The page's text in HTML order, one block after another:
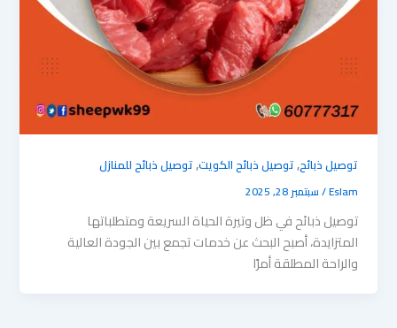
توصيل ذبائح,توصيل ذبائح الكويت,توصيل ذبائح للمنازل
Eslam
/سبتمبر 28, 2025
توصيل ذبائح في ظل وتيرة الحياة السريعة ومتطلباتها
المتزايدة، أصبح البحث عن خدمات تجمع بين الجودة العالية
والراحة المطلقة أمرًا